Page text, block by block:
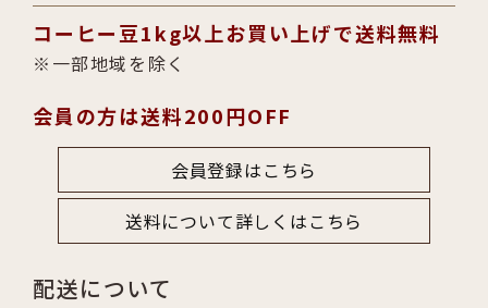
コーヒー豆1kg以上お買い上げで送料無料
一部地域を除く
会員の方は送料200円OFF
会員登録はこちら
送料について詳しくはこちら
配送について